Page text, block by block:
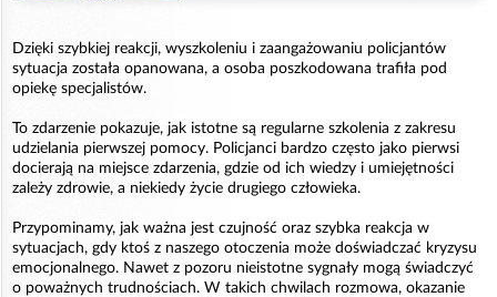
Dzięki szybkiej reakcji, wyszkoleniu i zaangażowaniu policjantów
sytuacja została opanowana, a osoba poszkodowana trafiła pod
opiekę specjalistów.
To zdarzenie pokazuje, jak istotne są regularne szkolenia z zakresu
udzielania pierwszej pomocy. Policjanci bardzo często jako pierwsi
docierają na miejsce zdarzenia, gdzie od ich wiedzy i umiejętności
zależy zdrowie, a niekiedy życie drugiego człowieka.
Przypominamy, jak ważna jest czujność oraz szybka reakcja w
sytuacjach, gdy ktoś z naszego otoczenia może doświadczać kryzysu
emocjonalnego. Nawet z pozoru nieistotne sygnały mogą świadczyć
o poważnych trudnościach. W takich chwilach rozmowa, okazanie